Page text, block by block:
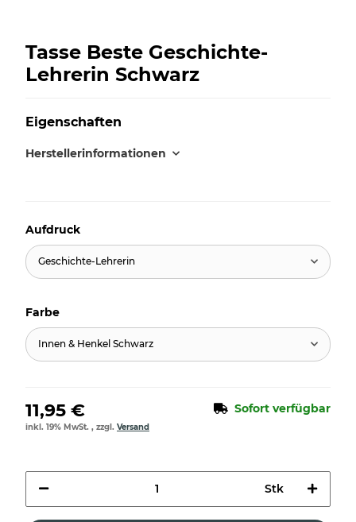
Tasse Beste Geschichte-
Lehrerin Schwarz
Eigenschaften
Herstellerinformationen
Aufdruck
Geschichte-Lehrerin
Farbe
Innen & Henkel Schwarz
11,95 € Sofort verfügbar
inkl. 19% MwSt. , zzgl. Versand
Stk